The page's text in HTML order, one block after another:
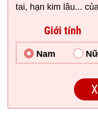
tai, hạn kim lâu...
Giới tính
Nam Nữ